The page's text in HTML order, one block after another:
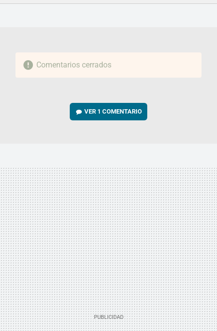
FACEBOOKTWITTERFLIPBOARD
E-
WHATSAPP
Comentarios cerrados
VER 1 COMENTARIO